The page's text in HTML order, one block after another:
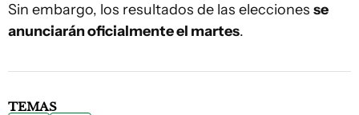
Sin embargo, los resultados de las elecciones se
anunciarán oficialmente el martes.
TEMAS